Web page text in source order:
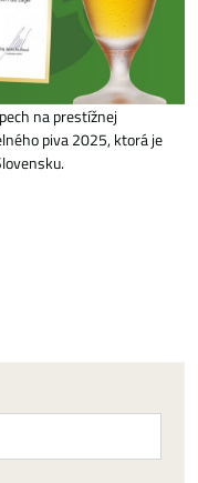
na prestížnej
piva 2025, ktorá je